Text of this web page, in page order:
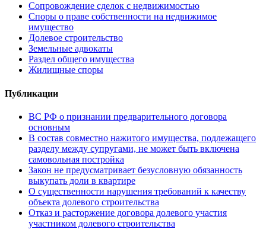
Сопровождение сделок с недвижимостью
Споры о праве собственности на недвижимое
имущество
Долевое строительство
Земельные адвокаты
Раздел общего имущества
Жилищные споры
Публикации
ВС РФ о признании предварительного договора
основным
В состав совместно нажитого имущества, подлежащего
разделу между супругами, не может быть включена
самовольная постройка
Закон не предусматривает безусловную обязанность
выкупать доли в квартире
О существенности нарушения требований к качеству
объекта долевого строительства
Отказ и расторжение договора долевого участия
участником долевого строительства